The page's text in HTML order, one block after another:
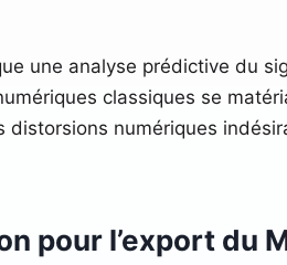
une analyse prédictive du
classiques se
distorsions numériques
pour l’export du